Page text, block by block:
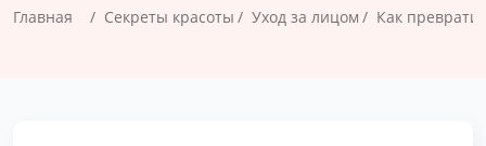
Главная Секреты красоты Уход за лицом Как